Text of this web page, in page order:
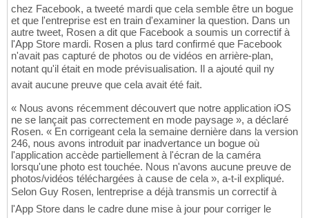
chez Facebook, a tweeté mardi que cela semble être un bogue
et que l'entreprise est en train d'examiner la question. Dans un
autre tweet, Rosen a dit que Facebook a soumis un correctif à
l'App Store mardi. Rosen a plus tard confirmé que Facebook
n'avait pas capturé de photos ou de vidéos en arrière-plan,
notant qu'il était en mode prévisualisation. Il a ajouté quil ny
avait aucune preuve que cela avait été fait.
« Nous avons récemment découvert que notre application iOS
ne se lançait pas correctement en mode paysage », a déclaré
Rosen. « En corrigeant cela la semaine dernière dans la version
246, nous avons introduit par inadvertance un bogue où
l'application accède partiellement à l'écran de la caméra
lorsqu'une photo est touchée. Nous n'avons aucune preuve de
photos/vidéos téléchargées à cause de cela », a-t-il expliqué.
Selon Guy Rosen, lentreprise a déjà transmis un correctif à
l'App Store dans le cadre dune mise à jour pour corriger le